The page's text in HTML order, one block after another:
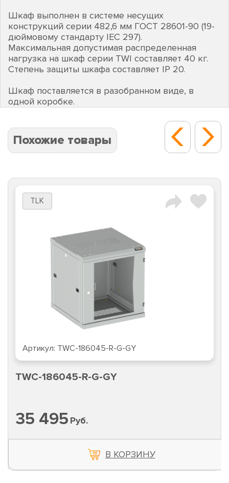
Шкаф выполнен в системе несущих
конструкций серии 482,6 мм ГОСТ 28601-90 (19-
дюймовому стандарту IEC 297).
Максимальная допустимая распределенная
нагрузка на шкаф серии TWI составляет 40 кг.
Степень защиты шкафа составляет IP 20.
Шкаф поставляется в разобранном виде, в
одной коробке.
Похожие товары
TLK
Артикул: TWC-186045-R-G-GY
TWC-186045-R-G-GY
35 495 Руб.
В КОРЗИНУ